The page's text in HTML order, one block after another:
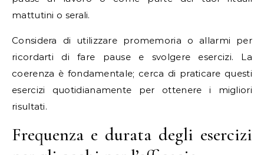
mattutini o serali.
Considera di utilizzare promemoria o allarmi per
ricordarti di fare pause e svolgere esercizi. La
coerenza è fondamentale; cerca di praticare questi
esercizi quotidianamente per ottenere i migliori
risultati.
Frequenza e durata degli esercizi